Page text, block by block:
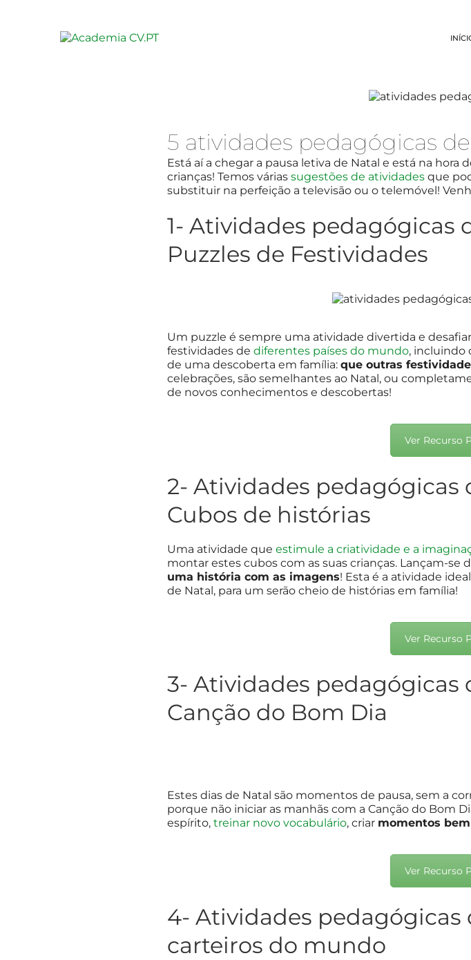
5 atividades pedagógicas
Está aí a chegar a pausa letiva de Natal e está na
crianças! Temos várias sugestões de atividades que
substituir na perfeição a televisão ou o telemóvel!
1- Atividades pedagógicas
Puzzles de Festividades
Um puzzle é sempre uma atividade divertida e
festividades de diferentes países do mundo, incluindo
de uma descoberta em família: que outras
celebrações, são semelhantes ao Natal, ou
de novos conhecimentos e descobertas!
Ver Recurso
2- Atividades pedagógicas
Cubos de histórias
Uma atividade que estimule a criatividade e a
montar estes cubos com as suas crianças. Lançam-se
uma história com as imagens! Esta é a atividade
de Natal, para um serão cheio de histórias em família!
Ver Recurso
3- Atividades pedagógicas
Canção do Bom Dia
Estes dias de Natal são momentos de pausa, sem a
porque não iniciar as manhãs com a Canção do Bom
espírito, treinar novo vocabulário, criar momentos
Ver Recurso
4- Atividades pedagógicas
carteiros do mundo